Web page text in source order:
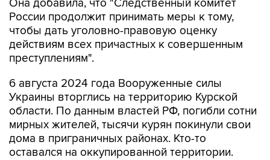
Она добавила, что "Cледственный комитет
России продолжит принимать меры к тому,
чтобы дать уголовно-правовую оценку
действиям всех причастных к совершенным
преступлениям".
6 августа 2024 года Вооруженные силы
Украины вторглись на территорию Курской
области. По данным властей РФ, погибли сотни
мирных жителей, тысячи курян покинули свои
дома в приграничных районах. Кто-то
оставался на оккупированной территории.